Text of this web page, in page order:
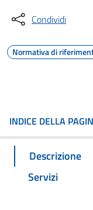
Condividi
Normativa di
INDICE DELLA
Descrizione
Servizi